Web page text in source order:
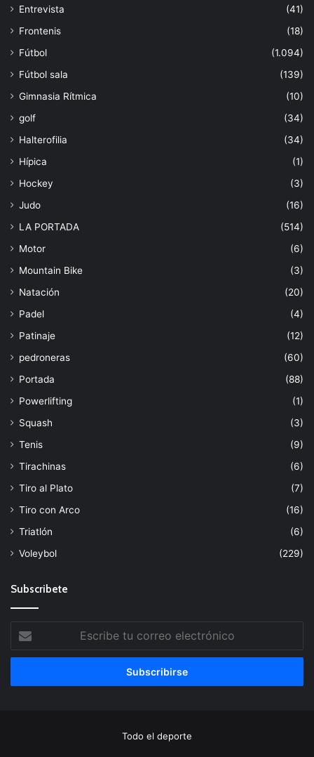
Entrevista
(41)
Frontenis
(18)
Fútbol
(1.094)
Fútbol sala
(139)
Gimnasia Rítmica
(10)
golf
(34)
Halterofilia
(34)
Hípica
(1)
Hockey
(3)
Judo
(16)
LA PORTADA
(514)
Motor
(6)
Mountain Bike
(3)
Natación
(20)
Padel
(4)
Patinaje
(12)
pedroneras
(60)
Portada
(88)
Powerlifting
(1)
Squash
(3)
Tenis
(9)
Tirachinas
(6)
Tiro al Plato
(7)
Tiro con Arco
(16)
Triatlón
(6)
Voleybol
(229)
Subscribete
tu
correo
Todo el deporte